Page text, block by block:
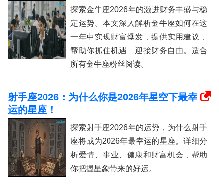
探索金牛座2026年的激进财务丰盛与稳
定运势。本文深入解析金牛座如何在这
一年中实现财富爆发，提供实用建议，
帮助你抓住机遇，迎接财务自由。适合
所有金牛座粉丝阅读。
射手座2026：为什么你是2026年星空下最幸
运的星座！
探索射手座2026年的运势，为什么射手
座将成为2026年最幸运的星座。详细分
析爱情、事业、健康和财富机会，帮助
你把握星象带来的好运。